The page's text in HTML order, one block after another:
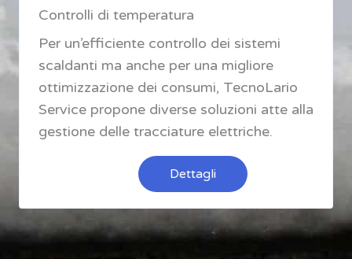
Controlli di temperatura
Per un’efficiente controllo dei sistemi
scaldanti ma anche per una migliore
ottimizzazione dei consumi, TecnoLario
Service propone diverse soluzioni atte alla
gestione delle tracciature elettriche.
Dettagli